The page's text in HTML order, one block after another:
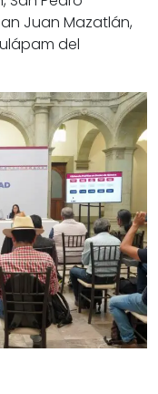
Juan Mazatlán,
del